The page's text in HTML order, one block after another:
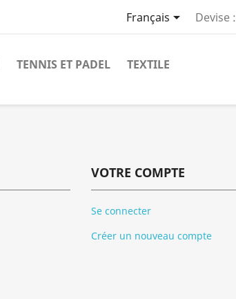
Français Devise :
TENNIS ET PADEL TEXTILE
VOTRE COMPTE
Se connecter
Créer un nouveau compte